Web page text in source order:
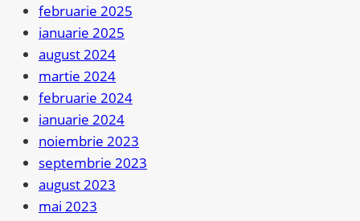
februarie 2025
ianuarie 2025
august 2024
martie 2024
februarie 2024
ianuarie 2024
noiembrie 2023
septembrie 2023
august 2023
mai 2023